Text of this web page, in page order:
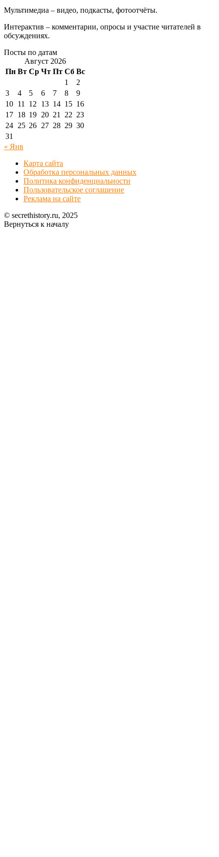
Мультимедиа – видео, подкасты, фотоотчёты.
Интерактив – комментарии, опросы и участие читателей в
обсуждениях.
Посты по датам
Август 2026
Пн Вт Ср Чт Пт Сб Вс
1
2
3
4 5 6 7 8
9
10 11 12 13 14 15 16
17 18 19 20 21 22 23
24 25 26 27 28 29 30
31
« Янв
Карта сайта
Обработка персональных данных
Политика конфиденциальности
Пользовательское соглашение
Реклама на сайте
© secrethistory.ru, 2025
Вернуться к началу